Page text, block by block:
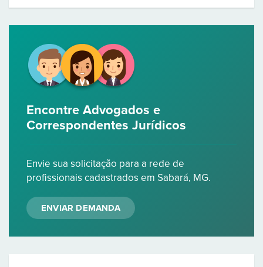
Encontre Advogados e
Correspondentes Jurídicos
Envie sua solicitação para a rede de
profissionais cadastrados em Sabará, MG.
ENVIAR DEMANDA